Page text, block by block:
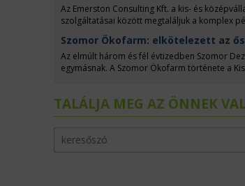
Az Emerston Consulting Kft. a kis- és
szolgáltatásai között megtaláljuk a komplex
tanácsadást, valamint a vagyonkezelést és
stratégiai vezetője. Vele beszélgettünk.
Szomor Ökofarm: elkötelezett az
Az elmúlt három és fél évtizedben Szomor
egymásnak. A Szomor Ökofarm története a
TALÁLJA MEG AZ ÖNNEK